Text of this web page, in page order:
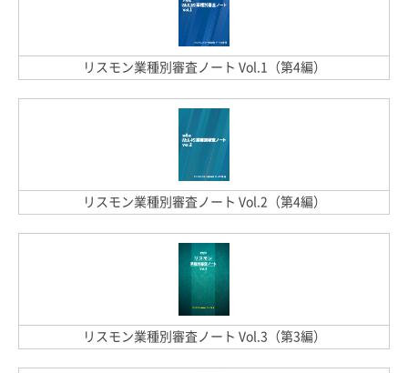
リスモン業種別審査ノート Vol.1（第4編）
リスモン業種別審査ノート Vol.2（第4編）
リスモン業種別審査ノート Vol.3（第3編）